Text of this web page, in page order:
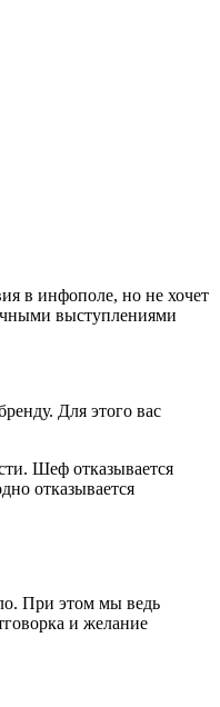
в инфополе, но не хочет
выступлениями
Для этого вас
Шеф отказывается
отказывается
При этом мы ведь
и желание